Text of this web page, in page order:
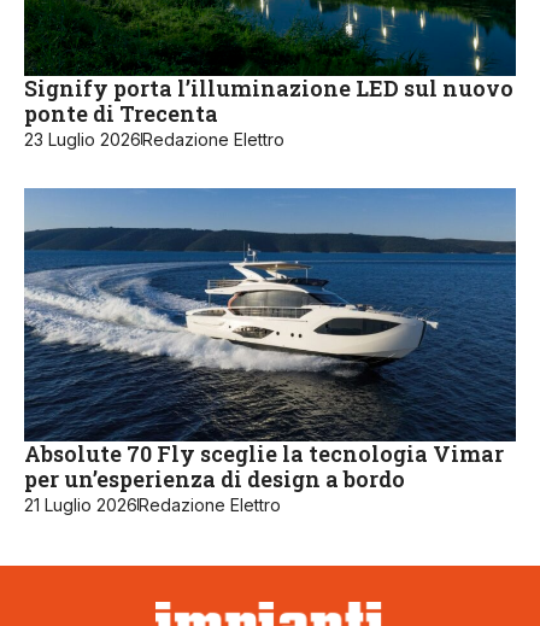
Signify porta l’illuminazione LED sul nuovo
ponte di Trecenta
23 Luglio 2026Redazione Elettro
Absolute 70 Fly sceglie la tecnologia Vimar
per un’esperienza di design a bordo
21 Luglio 2026Redazione Elettro